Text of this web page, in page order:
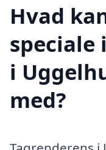
Hvad
speciale
i
med?